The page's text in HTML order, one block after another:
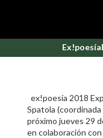
ex!poesía 2018
Spatola
próximo jueves 29
en colaboración con